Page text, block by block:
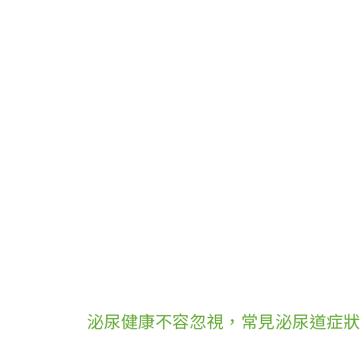
泌尿健康不容忽視，常見泌尿道症